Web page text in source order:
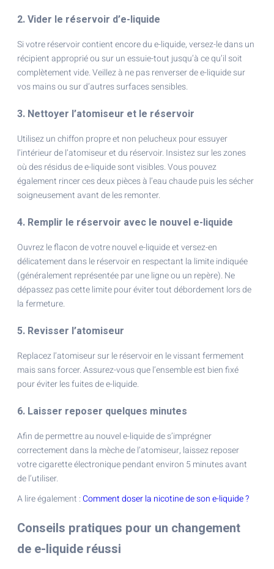
2. Vider le réservoir d’e-liquide
Si votre réservoir contient encore du e-liquide, versez-le dans un
récipient approprié ou sur un essuie-tout jusqu’à ce qu’il soit
complètement vide. Veillez à ne pas renverser de e-liquide sur
vos mains ou sur d’autres surfaces sensibles.
3. Nettoyer l’atomiseur et le réservoir
Utilisez un chiffon propre et non pelucheux pour essuyer
l’intérieur de l’atomiseur et du réservoir. Insistez sur les zones
où des résidus de e-liquide sont visibles. Vous pouvez
également rincer ces deux pièces à l’eau chaude puis les sécher
soigneusement avant de les remonter.
4. Remplir le réservoir avec le nouvel e-liquide
Ouvrez le flacon de votre nouvel e-liquide et versez-en
délicatement dans le réservoir en respectant la limite indiquée
(généralement représentée par une ligne ou un repère). Ne
dépassez pas cette limite pour éviter tout débordement lors de
la fermeture.
5. Revisser l’atomiseur
Replacez l’atomiseur sur le réservoir en le vissant fermement
mais sans forcer. Assurez-vous que l’ensemble est bien fixé
pour éviter les fuites de e-liquide.
6. Laisser reposer quelques minutes
Afin de permettre au nouvel e-liquide de s’imprégner
correctement dans la mèche de l’atomiseur, laissez reposer
votre cigarette électronique pendant environ 5 minutes avant
de l’utiliser.
A lire également :Comment doser la nicotine de son e-liquide ?
Conseils pratiques pour un changement
de e-liquide réussi